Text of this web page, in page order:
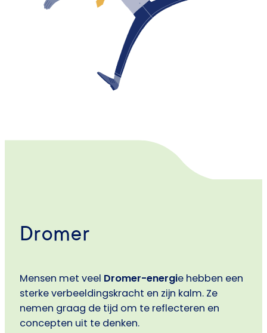
Dromer
Mensen met veel Dromer-energie hebben een
sterke verbeeldingskracht en zijn kalm. Ze
nemen graag de tijd om te reflecteren en
concepten uit te denken.